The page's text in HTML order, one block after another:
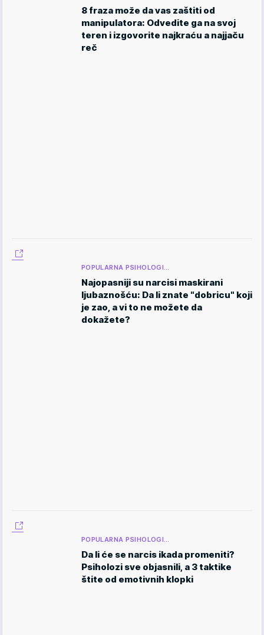
8 fraza može da vas zaštiti od
manipulatora: Odvedite ga na svoj
teren i izgovorite najkraću a najjaču
reč
POPULARNA PSIHOLOGI…
Najopasniji su narcisi maskirani
ljubaznošću: Da li znate "dobricu" koji
je zao, a vi to ne možete da
dokažete?
POPULARNA PSIHOLOGI…
Da li će se narcis ikada promeniti?
Psiholozi sve objasnili, a 3 taktike
štite od emotivnih klopki